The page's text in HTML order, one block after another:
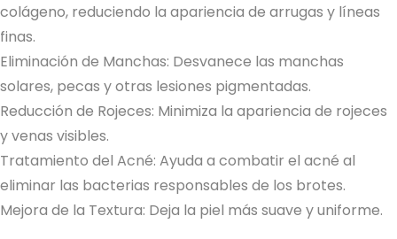
colágeno, reduciendo la apariencia de arrugas y líneas
finas.
Eliminación de Manchas: Desvanece las manchas
solares, pecas y otras lesiones pigmentadas.
Reducción de Rojeces: Minimiza la apariencia de rojeces
y venas visibles.
Tratamiento del Acné: Ayuda a combatir el acné al
eliminar las bacterias responsables de los brotes.
Mejora de la Textura: Deja la piel más suave y uniforme.